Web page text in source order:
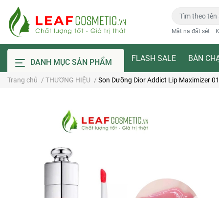
Mặt nạ đất sét
DANH MỤC SẢN PHẨM FLASH SALE BÁN
Trang chủ / THƯƠNG HIỆU / Son Dưỡng Dior Addict Lip Maximizer